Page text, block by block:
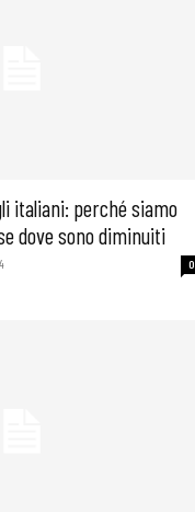
italiani: perché siamo
dove sono diminuiti
0